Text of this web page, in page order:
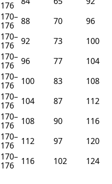
176
170–
176
88 70
96
170–
176
92 73
100
170–
176
96 77
104
170–
176
100 83
108
170–
176
104 87
112
170–
176
108 90
116
170–
176
112 97
120
170–
176
116 102
124